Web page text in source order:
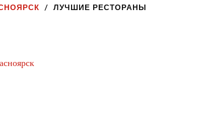
ЛУЧШИЕ РЕСТОРАНЫ